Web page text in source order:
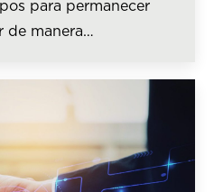
para permanecer
de manera…